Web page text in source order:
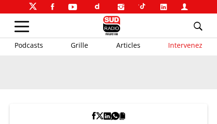
Podcasts Grille Articles Intervenez